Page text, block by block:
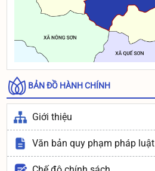
131/2021/NĐ-CP của chính phủ
BẢN ĐỒ HÀNH CHÍNH
Giới thiệu
Văn bản quy phạm pháp luật